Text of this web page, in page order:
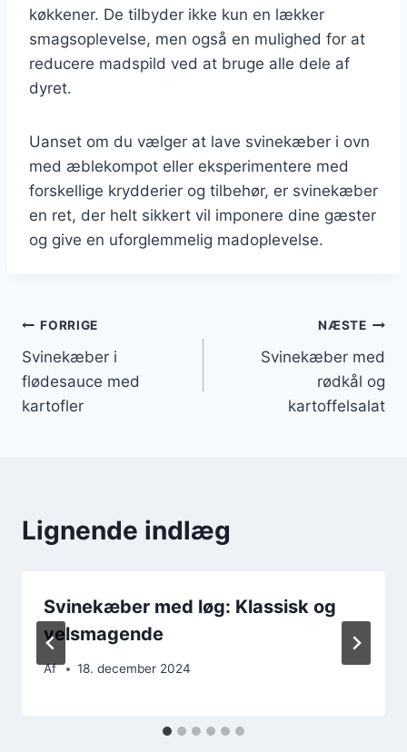
køkkener. De tilbyder ikke kun en lækker
smagsoplevelse, men også en mulighed for at
reducere madspild ved at bruge alle dele af
dyret.
Uanset om du vælger at lave svinekæber i ovn
med æblekompot eller eksperimentere med
forskellige krydderier og tilbehør, er svinekæber
en ret, der helt sikkert vil imponere dine gæster
og give en uforglemmelig madoplevelse.
Indlægsnavigation
FORRIGE
Svinekæber i
flødesauce med
kartofler
NÆSTE
Svinekæber med
rødkål og
kartoffelsalat
Lignende indlæg
Svinekæber med løg: Klassisk og
velsmagende
Af 18. december 2024